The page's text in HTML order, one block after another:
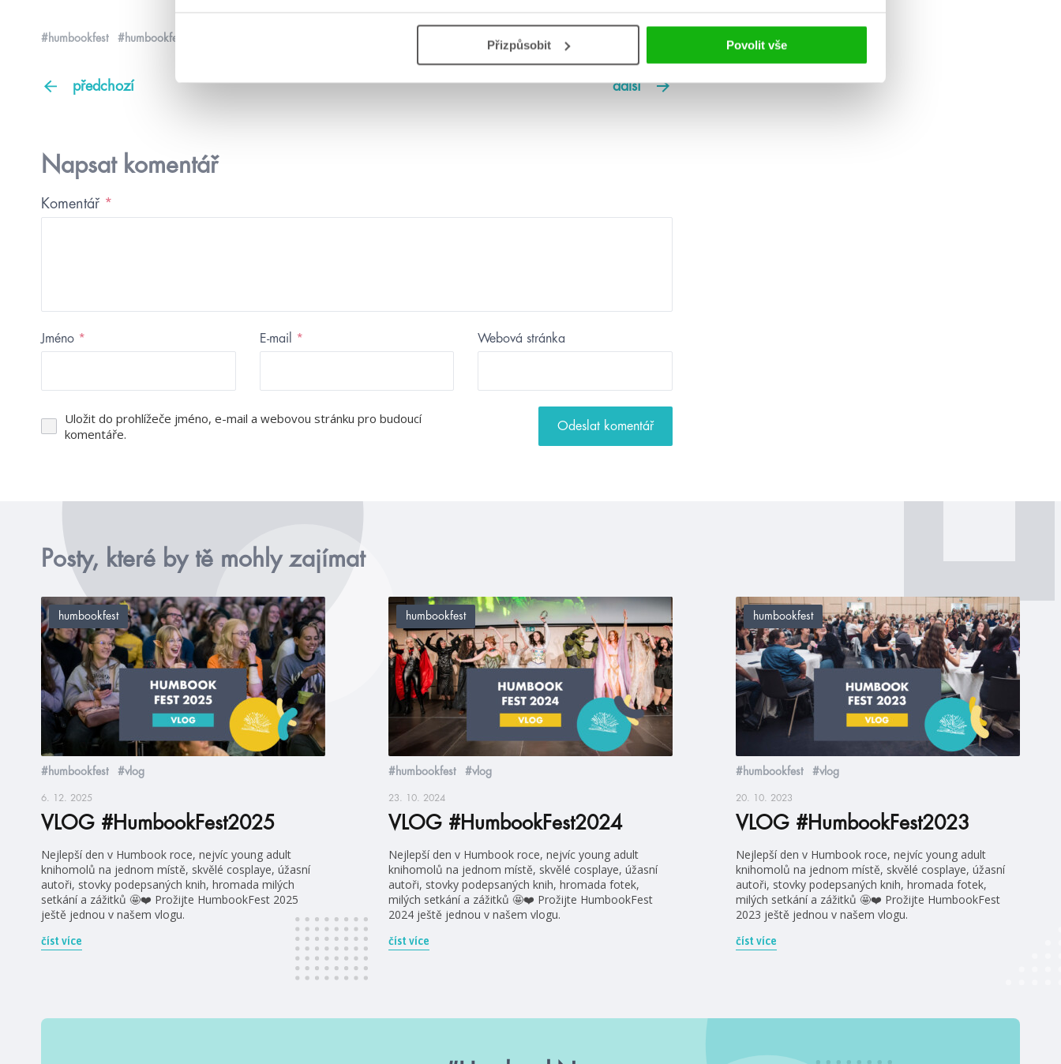
Přizpůsobit Povolit vše
#humbookfest #humbookfest2018
předchozí další
Napsat komentář
Komentář *
Jméno * E-mail * Webová stránka
Uložit do prohlížeče jméno, e-mail a webovou stránku pro budoucí
komentáře.
Posty, které by tě mohly zajímat
humbookfest
#humbookfest #vlog
6. 12. 2025
VLOG #HumbookFest2025
Nejlepší den v Humbook roce, nejvíc young adult
knihomolů na jednom místě, skvělé cosplaye, úžasní
autoři, stovky podepsaných knih, hromada milých
setkání a zážitků 🤩❤️ Prožijte HumbookFest 2025
ještě jednou v našem vlogu.
číst více
humbookfest
#humbookfest #vlog
23. 10. 2024
VLOG #HumbookFest2024
Nejlepší den v Humbook roce, nejvíc young adult
knihomolů na jednom místě, skvělé cosplaye, úžasní
autoři, stovky podepsaných knih, hromada fotek,
milých setkání a zážitků 🤩❤️ Prožijte HumbookFest
2024 ještě jednou v našem vlogu.
číst více
humbookfest
#humbookfest #vlog
20. 10. 2023
VLOG #HumbookFest2023
Nejlepší den v Humbook roce, nejvíc young adult
knihomolů na jednom místě, skvělé cosplaye, úžasní
autoři, stovky podepsaných knih, hromada fotek,
milých setkání a zážitků 🤩❤️ Prožijte HumbookFest
2023 ještě jednou v našem vlogu.
číst více